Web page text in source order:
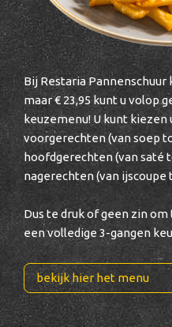
Bij Restaria
maar € 23,95 kunt u volop
keuzemenu! U kunt kiezen
voorgerechten (van soep
hoofdgerechten (van saté
nagerechten (van
Dus te druk of geen zin
een volledige 3-gangen
bekijk hier het menu